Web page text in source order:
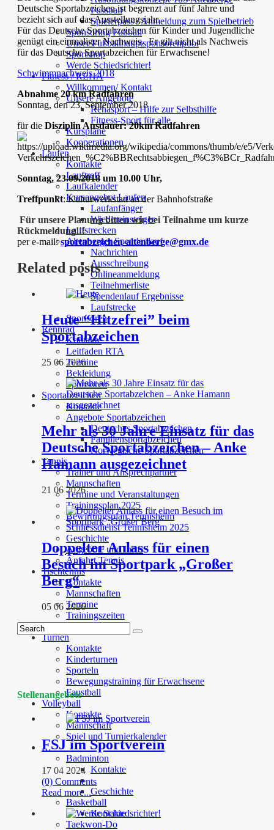
Fussball
Spielerpass / Anmeldung zum Spielbetrieb
Sponsoring Fußball
Unser Fußballhauptsponsorenpool
Sportshop
Werde Schiedsrichter!
Fitness / REHA
Willkommen/ Kontakt
Unsere Angebote
Rehasport – Hilfe zur Selbsthilfe
Fitness-Sport für alle
Kurspläne
Kooperationen
Laufen
Kontakte
Lauftreff
Laufkalender
Kursangebot Laufen
Laufanfänger
Wiedereinsteiger
Laufstrecken
Altenberger Spendenlauf
Nachrichten
Ausschreibung
Onlineanmeldung
Teilnehmerliste
Spendenlauf Ergebnisse
Laufstrecke
Sponsoren
Rennrad
Kontakte
Leitfaden RTA
Termine
Bekleidung
Sponsoren
Sportabzeichen
Kontakte
Angebote Sportabzeichen
Deutsches Sportabzeichen
Familiensportabzeichen
Norwegische Sportabzeichen
Tennis
Trainer und Ansprechpartner
Mannschaften
Termine und Veranstaltungen
Trainingsplan 2025
Bewirtungsplan Tennisheim
Schliessdienst Tennisheim 2025
Geschichte
Angebote und Infos
Anfahrt Tennis
Tischtennis
Kontakte
Mannschaften
Termine
Trainingszeiten
Downloads
Turnen
Kontakte
Kinderturnen
Sporteln
Bewegungstraining für Erwachsene
Faustball
Volleyball
Kontakte
Mannschaft
Spiel und Turnierkalender
…
Badminton
Kontakte
Geschichte
Basketball
Kontakte
Taekwon-Do
Deutsche Sportabzeichen ist begrenzt auf fünf Jahre und
bezieht sich auf das Ausstellungsjahr.
Für das Deutsche Sportabzeichen für Kinder und Jugendliche
genügt ein einmaliger Nachweis. Er gilt nicht als Nachweis
für das Deutsche Sportabzeichen für Erwachsene!
Schwimmnachweis 2018
Abnahme 20 km Radfahren
Sonntag, den 23. September 2018
für die Disziplin Ausdauer:20km Radfahren
Sonntag, 23.09.2018 um 10.00 Uhr,
Treffpunkt: Kulturwerkstatt an der Bahnhofstraße
Für unsere Planung bitten wir bei Teilnahme um kurze
Rückmeldung!!!
per e-mail: sportabzeichen-altenberge@gmx.de
Related posts
Heute “Hitzefrei” beim
Sportabzeichen
25 06 2026
Mehr als 30 Jahre Einsatz für das
Deutsche Sportabzeichen – Anke
Hamann ausgezeichnet
21 06 2026
Doppelter Anlass für einen
Besuch im Sportpark „Großer
Berg“
05 06 2026
Stellenangebote
FSJ im Sportverein
17 04 2024
(0) Comments
Read more...